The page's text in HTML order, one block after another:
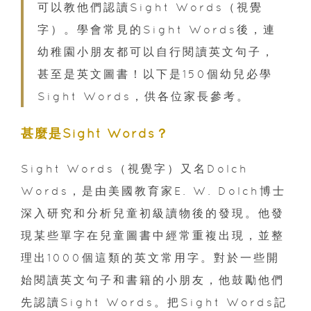
可以教他們認讀Sight Words（視覺
字）。學會常見的Sight Words後，連
幼稚園小朋友都可以自行閱讀英文句子，
甚至是英文圖書！以下是150個幼兒必學
Sight Words，供各位家長參考。
甚麼是Sight Words？
Sight Words（視覺字）又名Dolch
Words，是由美國教育家E. W. Dolch博士
深入研究和分析兒童初級讀物後的發現。他發
現某些單字在兒童圖書中經常重複出現，並整
理出1000個這類的英文常用字。對於一些開
始閱讀英文句子和書籍的小朋友，他鼓勵他們
先認讀Sight Words。把Sight Words記